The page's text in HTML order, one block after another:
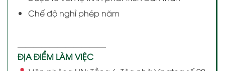
Chế độ nghỉ phép năm
———————————
ĐỊA ĐIỂM LÀM VIỆC